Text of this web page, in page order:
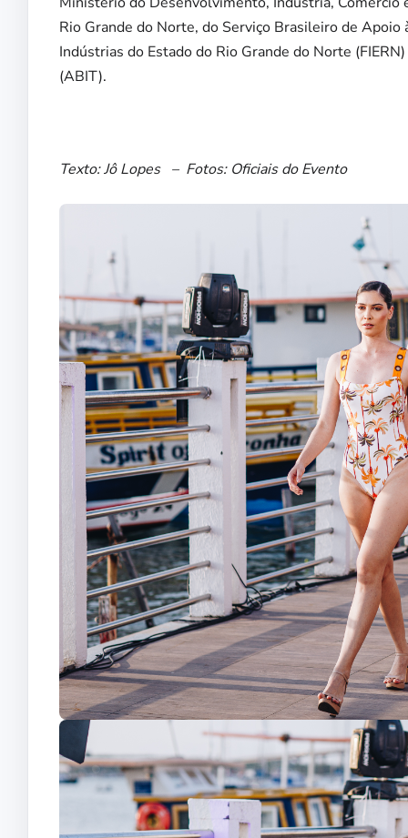
Rio Grande do Norte, do Serviço Brasileiro de Apoio
Indústrias do Estado do Rio Grande do Norte
(ABIT).
Texto: Jô Lopes – Fotos: Oficiais do Evento